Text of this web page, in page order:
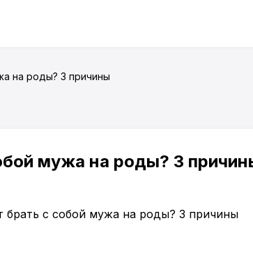
на роды? 3 причины
мужа на роды? 3